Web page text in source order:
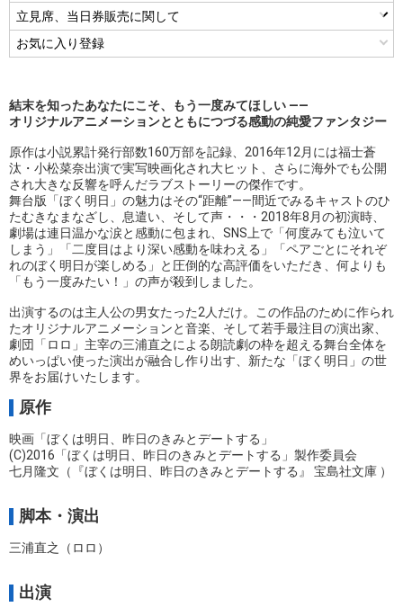
立見席、当日券販売に関して
お気に入り登録
結末を知ったあなたにこそ、もう一度みてほしい ――
オリジナルアニメーションとともにつづる感動の純愛ファンタジー
原作は小説累計発行部数160万部を記録、2016年12月には福士蒼
汰・小松菜奈出演で実写映画化され大ヒット、さらに海外でも公開
され大きな反響を呼んだラブストーリーの傑作です。
舞台版「ぼく明日」の魅力はその“距離”――間近でみるキャストのひ
たむきなまなざし、息遣い、そして声・・・2018年8月の初演時、
劇場は連日温かな涙と感動に包まれ、SNS上で「何度みても泣いて
しまう」「二度目はより深い感動を味わえる」「ペアごとにそれぞ
れのぼく明日が楽しめる」と圧倒的な高評価をいただき、何よりも
「もう一度みたい！」の声が殺到しました。
出演するのは主人公の男女たった2人だけ。この作品のために作られ
たオリジナルアニメーションと音楽、そして若手最注目の演出家、
劇団「ロロ」主宰の三浦直之による朗読劇の枠を超える舞台全体を
めいっぱい使った演出が融合し作り出す、新たな「ぼく明日」の世
界をお届けいたします。
原作
映画「ぼくは明日、昨日のきみとデートする」
(C)2016「ぼくは明日、昨日のきみとデートする」製作委員会
七月隆文（『ぼくは明日、昨日のきみとデートする』 宝島社文庫 ）
脚本・演出
三浦直之（ロロ）
出演